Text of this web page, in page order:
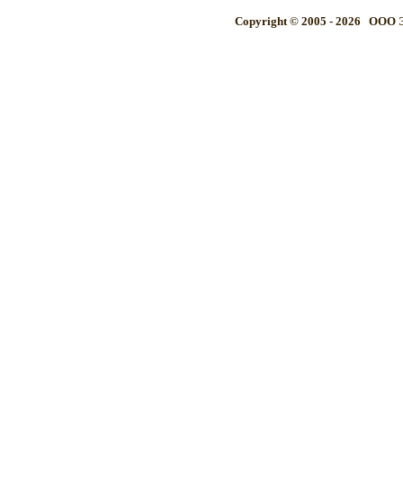
Copyright © 2005 - 2026 OOO